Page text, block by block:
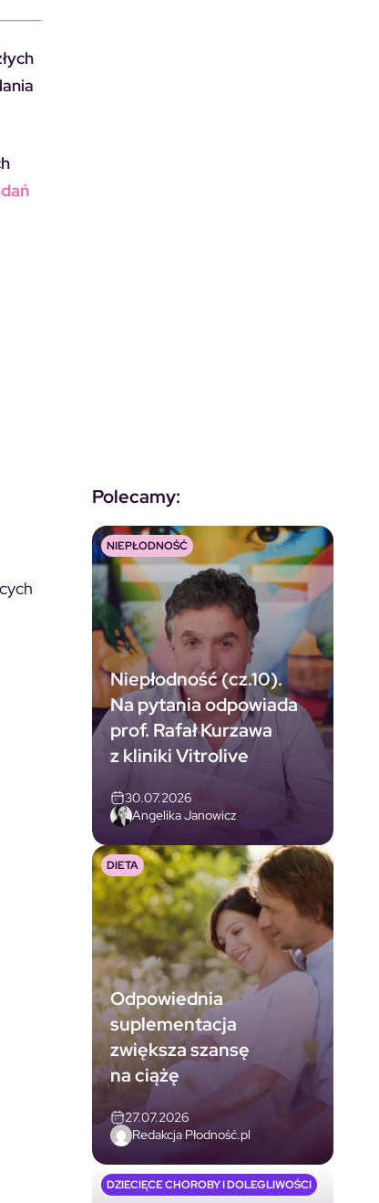
Polecamy:
Niepłodność (cz.10).
Na pytania odpowiada
prof. Rafał Kurzawa
z kliniki Vitrolive
30.07.2026
Angelika Janowicz
NIEPŁODNOŚĆ
Odpowiednia
suplementacja
zwiększa szansę
na ciążę
27.07.2026
Redakcja Płodność.pl
DIETA
DZIECIĘCE CHOROBY I DOLEGLIWOŚCI